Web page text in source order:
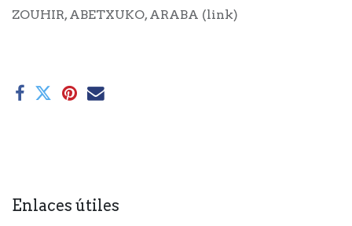
ZOUHIR, ABETXUKO, ARABA (link)
Enlaces útiles